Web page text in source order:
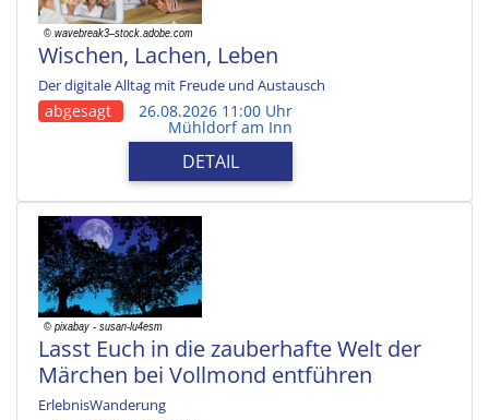
Wischen, Lachen, Leben
Der digitale Alltag mit Freude und Austausch
abgesagt 26.08.2026 11:00 Uhr
Mühldorf am Inn
DETAIL
Lasst Euch in die zauberhafte Welt der
Märchen bei Vollmond entführen
ErlebnisWanderung